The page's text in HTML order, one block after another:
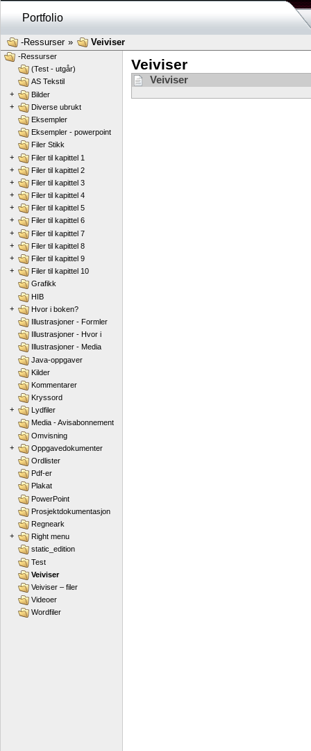
Portfolio
-Ressurser» Veiviser
Veiviser
Veiviser
-Ressurser
(Test - utgår)
AS Tekstil
+
Bilder
+
Diverse ubrukt
Eksempler
Eksempler - powerpoint
Filer Stikk
+
Filer til kapittel 1
+
Filer til kapittel 2
+
Filer til kapittel 3
+
Filer til kapittel 4
+
Filer til kapittel 5
+
Filer til kapittel 6
+
Filer til kapittel 7
+
Filer til kapittel 8
+
Filer til kapittel 9
+
Filer til kapittel 10
Grafikk
HIB
+
Hvor i boken?
Illustrasjoner - Formler
Illustrasjoner - Hvor i
Illustrasjoner - Media
Java-oppgaver
Kilder
Kommentarer
Kryssord
+
Lydfiler
Media - Avisabonnement
Omvisning
+
Oppgavedokumenter
Ordlister
Pdf-er
Plakat
PowerPoint
Prosjektdokumentasjon
Regneark
+
Right menu
static_edition
Test
Veiviser
Veiviser – filer
Videoer
Wordfiler